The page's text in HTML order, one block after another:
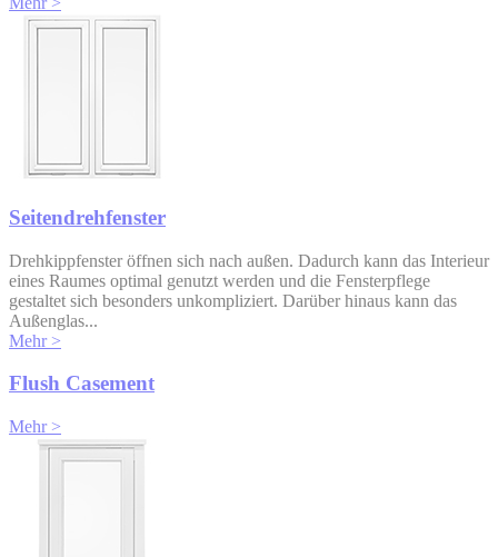
Seitendrehfenster
Drehkippfenster öffnen sich nach außen. Dadurch kann das Interieur
eines Raumes optimal genutzt werden und die Fensterpflege
gestaltet sich besonders unkompliziert. Darüber hinaus kann das
Außenglas...
Mehr >
Flush Casement
Mehr >